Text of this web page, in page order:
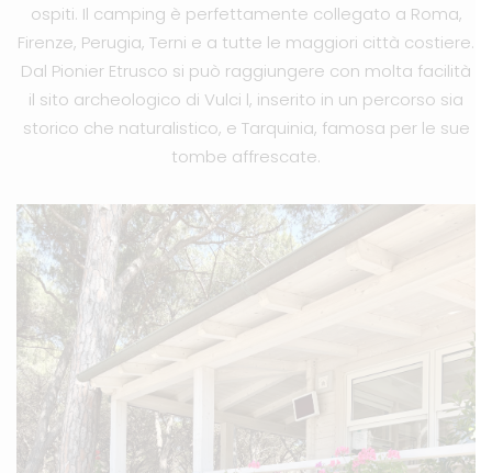
ospiti. Il camping è perfettamente collegato a Roma,
Firenze, Perugia, Terni e a tutte le maggiori città costiere.
Dal Pionier Etrusco si può raggiungere con molta facilità
il sito archeologico di Vulci l, inserito in un percorso sia
storico che naturalistico, e Tarquinia, famosa per le sue
tombe affrescate.